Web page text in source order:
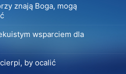
znają Boga, mogą
wsparciem dla
by ocalić